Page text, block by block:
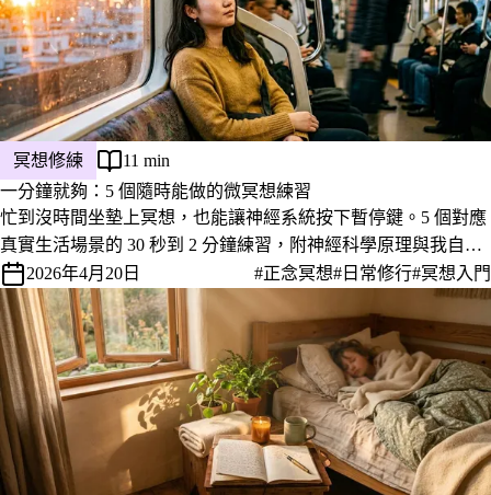
冥想修練
11 min
一分鐘就夠：5 個隨時能做的微冥想練習
忙到沒時間坐墊上冥想，也能讓神經系統按下暫停鍵。5 個對應
真實生活場景的 30 秒到 2 分鐘練習，附神經科學原理與我自己
撐過一年多的實戰體感。
2026年4月20日 #正念冥想#日常修行#冥想入門